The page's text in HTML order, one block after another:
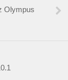
Olympus